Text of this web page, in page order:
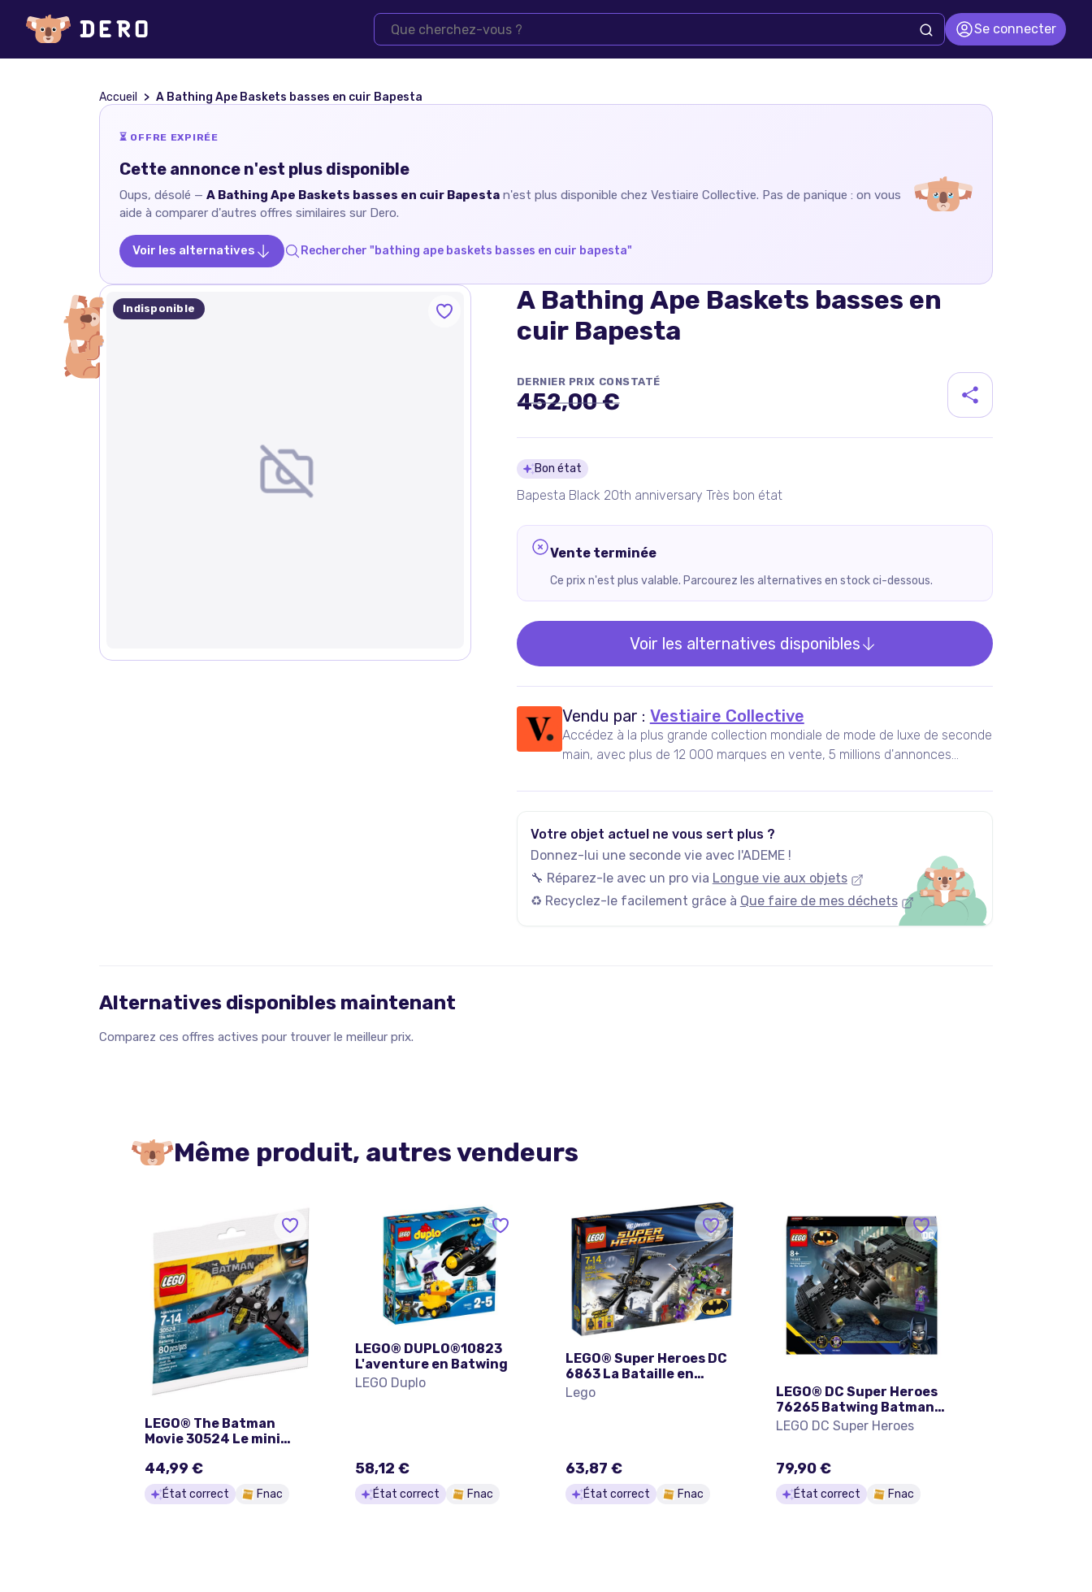
Se connecter
Accueil A Bathing Ape Baskets basses en cuir Bapesta
⏳ OFFRE EXPIRÉE
Cette annonce n'est plus disponible
Oups, désolé — A Bathing Ape Baskets basses en cuir Bapesta n'est plus disponible chez Vestiaire Collective. Pas de panique : on vous
aide à comparer d'autres offres similaires sur Dero.
Voir les alternatives Rechercher "bathing ape baskets basses en cuir bapesta"
Indisponible
A Bathing Ape Baskets basses en
cuir Bapesta
DERNIER PRIX CONSTATÉ
452,00 €
Détails du produit
Bon état
Bapesta Black 20th anniversary Très bon état
Vente terminée
Ce prix n'est plus valable. Parcourez les alternatives en stock ci-dessous.
Voir les alternatives disponibles
Vendu par : Vestiaire Collective
Accédez à la plus grande collection mondiale de mode de luxe de seconde
main, avec plus de 12 000 marques en vente, 5 millions d'annonces
Votre objet actuel ne vous sert plus ?
Donnez-lui une seconde vie avec l'ADEME !
🔧 Réparez-le avec un pro via Longue vie aux objets
♻️ Recyclez-le facilement grâce à Que faire de mes déchets
Alternatives disponibles maintenant
Comparez ces offres actives pour trouver le meilleur prix.
Même produit, autres vendeurs
LEGO® The Batman
Movie 30524 Le mini
44,99 €
État correct Fnac
LEGO® DUPLO®10823
L'aventure en Batwing
LEGO Duplo
58,12 €
État correct Fnac
LEGO® Super Heroes DC
6863 La Bataille en
Batwing audessus de
Gotham City
Lego
63,87 €
État correct Fnac
LEGO® DC Super Heroes
76265 Batwing Batman™
contre le Joker™
LEGO DC Super Heroes
79,90 €
État correct Fnac